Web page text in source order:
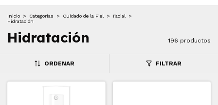
Inicio > Categorìas > Cuidado de la Piel > Facial
>
Hidratación
Hidratación 196 productos
ORDENAR FILTRAR